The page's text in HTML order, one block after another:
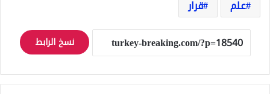
علم
قرار
نسخ الرابط